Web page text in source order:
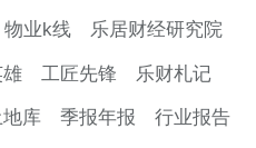
物业k线 乐居财经研究院
工匠先锋 乐财札记
库 季报年报 行业报告